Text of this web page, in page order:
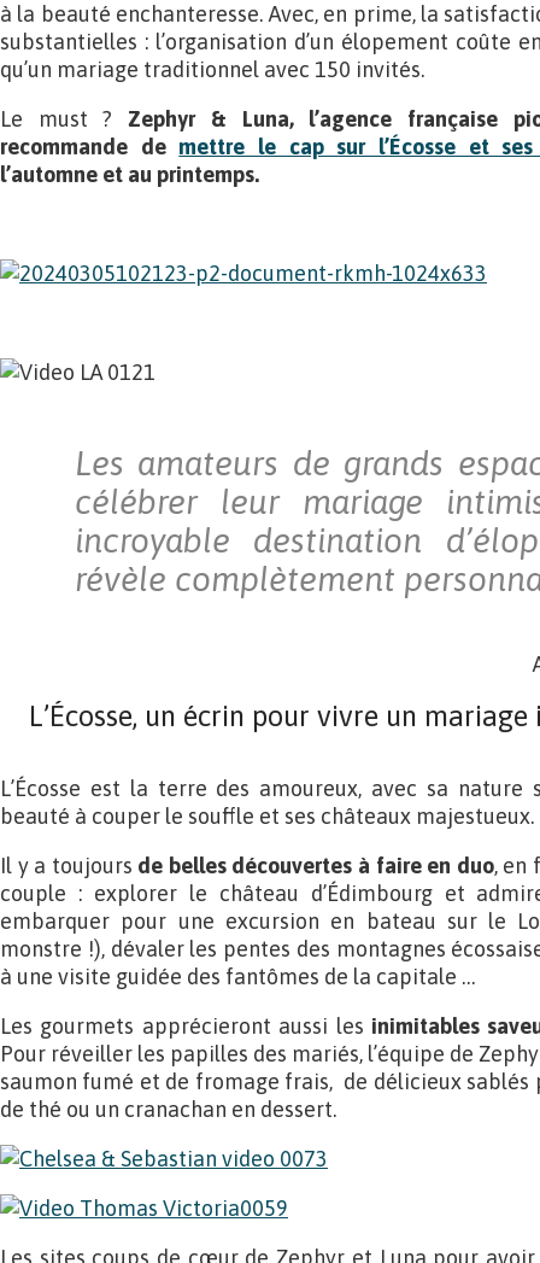
à la beauté enchanteresse. Avec, en prime, la
substantielles : l’organisation d’un élopement coûte
qu’un mariage traditionnel avec 150 invités.
Le must ? Zephyr & Luna, l’agence française
recommande demettre le cap sur l’Écosse et
l’automne et au printemps.
Les amateurs de grands
célébrer leur mariage
incroyable destination
révèle complètement
L’Écosse, un écrin pour vivre un
L’Écosse est la terre des amoureux, avec sa nature
beauté à couper le souffle et ses châteaux majestueux.
Il y a toujours de belles découvertes à faire en duo, en
couple : explorer le château d’Édimbourg et
embarquer pour une excursion en bateau sur le
monstre !), dévaler les pentes des montagnes
à une visite guidée des fantômes de la capitale …
Les gourmets apprécieront aussi les inimitables
Pour réveiller les papilles des mariés, l’équipe de
saumon fumé et de fromage frais, de délicieux sablés
de thé ou un cranachan en dessert.
Les sites coups de cœur de Zephyr et Luna pour